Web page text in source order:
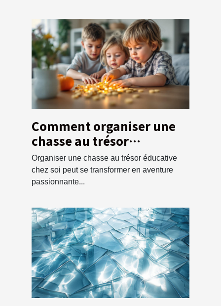
Comment organiser une
chasse au trésor
éducative pour enfants à
la maison
Organiser une chasse au trésor éducative
chez soi peut se transformer en aventure
passionnante...